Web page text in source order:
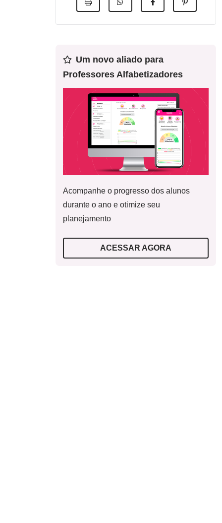
Um novo aliado para
Professores Alfabetizadores
Acompanhe o progresso dos alunos
durante o ano e otimize seu
planejamento
ACESSAR AGORA